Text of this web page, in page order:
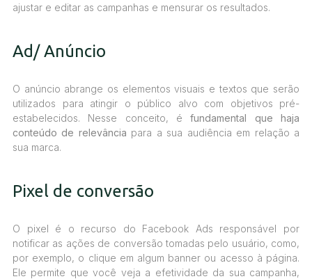
ajustar e editar as campanhas e mensurar os resultados.
Ad/ Anúncio
O anúncio abrange os elementos visuais e textos que serão
utilizados para atingir o público alvo com objetivos pré-
estabelecidos. Nesse conceito, éfundamental que haja
conteúdo de relevância para a sua audiência em relação a
sua marca.
Pixel de conversão
O pixel é o recurso do Facebook Ads responsável por
notificar as ações de conversão tomadas pelo usuário, como,
por exemplo, o clique em algum banner ou acesso à página.
Ele permite que você veja a efetividade da sua campanha,